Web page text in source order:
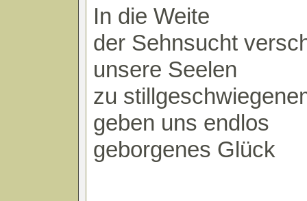
In die Weite
der Sehnsucht
unsere Seelen
zu
geben uns endlos
geborgenes Glück